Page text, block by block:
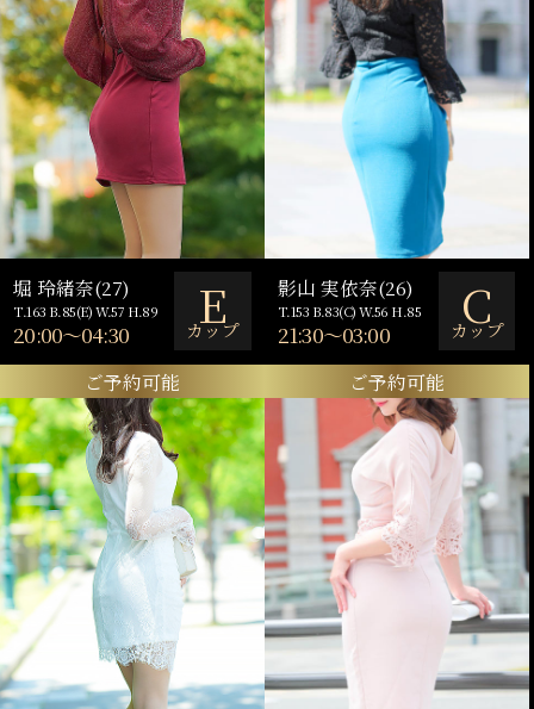
堀 玲緒奈(27)
T.163 B.85(E) W.57 H.89
20:00～04:30 E
カップ
ご予約可能
影山 実依奈(26)
T.153 B.83(C) W.56 H.85
21:30～03:00 C
カップ
ご予約可能